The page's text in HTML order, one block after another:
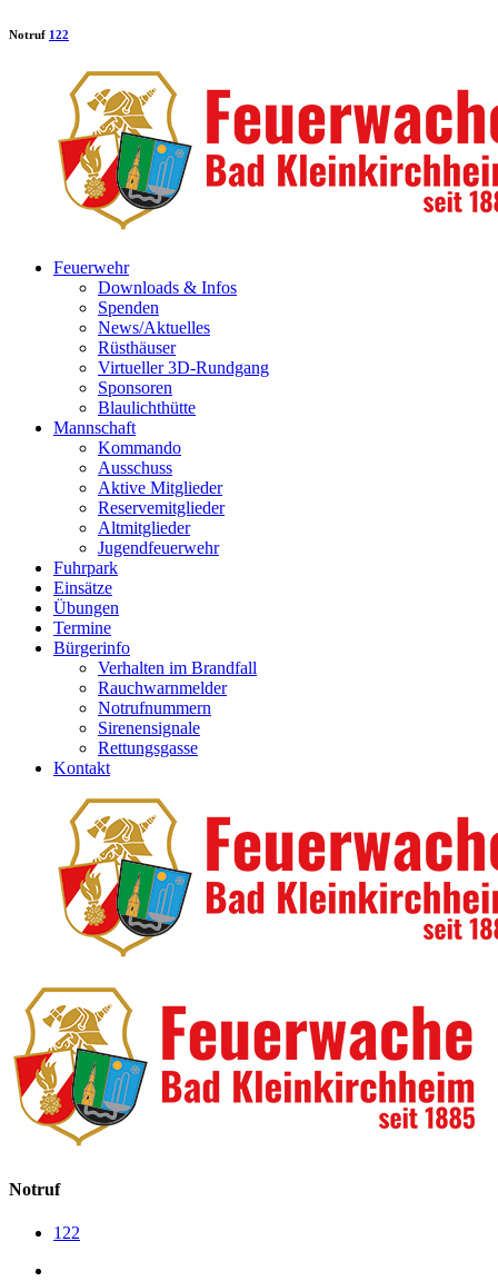
Notruf 122
Feuerwehr
Downloads & Infos
Spenden
News/Aktuelles
Rüsthäuser
Virtueller 3D-Rundgang
Sponsoren
Blaulichthütte
Mannschaft
Kommando
Ausschuss
Aktive Mitglieder
Reservemitglieder
Altmitglieder
Jugendfeuerwehr
Fuhrpark
Einsätze
Übungen
Termine
Bürgerinfo
Verhalten im Brandfall
Rauchwarnmelder
Notrufnummern
Sirenensignale
Rettungsgasse
Kontakt
Notruf
122